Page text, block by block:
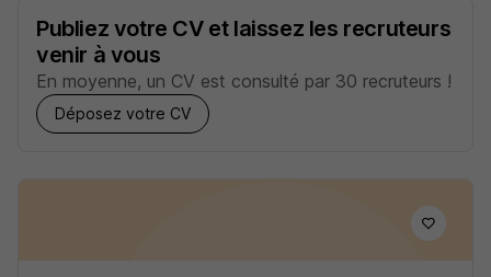
Publiez votre CV et laissez les recruteurs
venir à vous
En moyenne, un CV est consulté par 30 recruteurs !
Déposez votre CV